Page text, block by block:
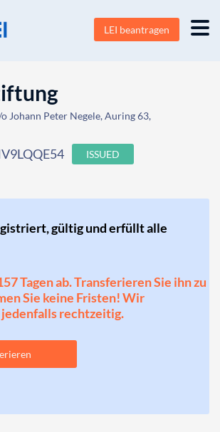
LEI beantragen
Johann Peter Negele, Auring 63,
ISSUED
gültig und erfüllt alle
Tagen ab. Transferieren Sie ihn zu
Sie keine Fristen! Wir
rechtzeitig.